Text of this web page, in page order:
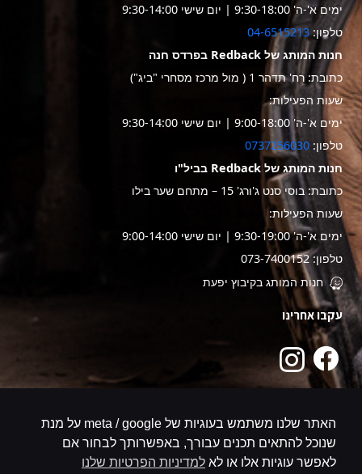
ימים א'-ה' 9:30-18:00 | יום שישי 9:30-14:00
טלפון: 04-6515213
חנות המותג של Redback בפרדס חנה
כתובת: רח' תדהר 1 ( מול מרכז מסחרי "ביג")
שעות הפעילות:
ימים א'-ה' 9:00-18:00 | יום שישי 9:30-14:00
טלפון: 0737256030
חנות המותג של Redback בביל"ו
כתובת: בוסי סנט ג'ורג' 15 – מתחם שער בילו
שעות הפעילות:
ימים א'-ה' 9:30-19:00 | יום שישי 9:00-14:00
טלפון: 073-7400152
חנות המותג בקיבוץ יפעת
עקבו אחרינו
האתר שלנו משתמש בעוגיות של meta / google על מנת
שנוכל להתאים תכנים עבורך, באפשרותך לבחור אם
לאפשר עוגיות אלו או לא למדיניות הפרטיות שלנו